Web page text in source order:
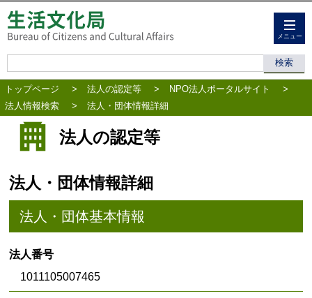
メニュー
トップページ > 法人の認定等 > NPO法人ポータルサイト
>
法人情報検索
> 法人・団体情報詳細
法人の認定等
法人・団体情報詳細
法人・団体基本情報
法人番号
1011105007465